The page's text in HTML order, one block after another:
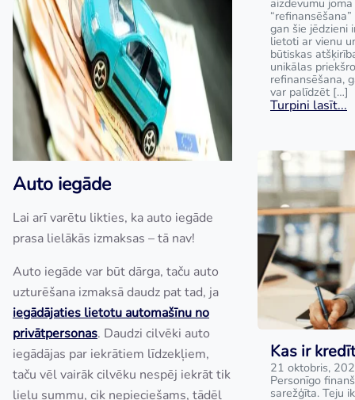
Auto iegāde
Lai arī varētu likties, ka auto iegāde
prasa lielākās izmaksas – tā nav!
Auto iegāde var būt dārga, taču auto
uzturēšana izmaksā daudz pat tad, ja
iegādājaties lietotu automašīnu no
privātpersonas. Daudzi cilvēki auto
iegādājas par iekrātiem līdzekļiem,
taču vēl vairāk cilvēku nespēj iekrāt tik
lielu summu, cik nepieciešams, tādēļ
aizdevumu
gan šie jēdzieni
lietoti ar vienu
būtiskas
unikālas
refinansēšana,
var palīdzēt […]
Turpini lasīt...
Kas ir
21 oktobris,
Personīgo
sarežģīta. Teju